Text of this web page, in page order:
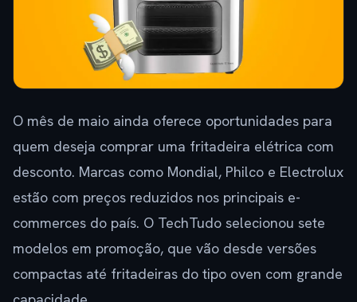
O mês de maio ainda oferece oportunidades para
quem deseja comprar uma fritadeira elétrica com
desconto. Marcas como Mondial, Philco e Electrolux
estão com preços reduzidos nos principais e-
commerces do país. O TechTudo selecionou sete
modelos em promoção, que vão desde versões
compactas até fritadeiras do tipo oven com grande